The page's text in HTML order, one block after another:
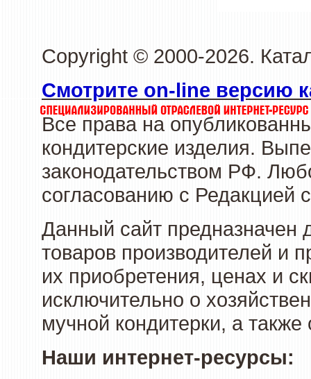
Copyright © 2000-2026.
Смотрите on-line версию
Все права на
кондитерские изделия.
законодательством РФ.
согласованию с Редакцией
Данный сайт предназначен
товаров производителей и
их приобретения, ценах и
исключительно о
мучной кондитерки, а
Наши интернет-ресурсы: